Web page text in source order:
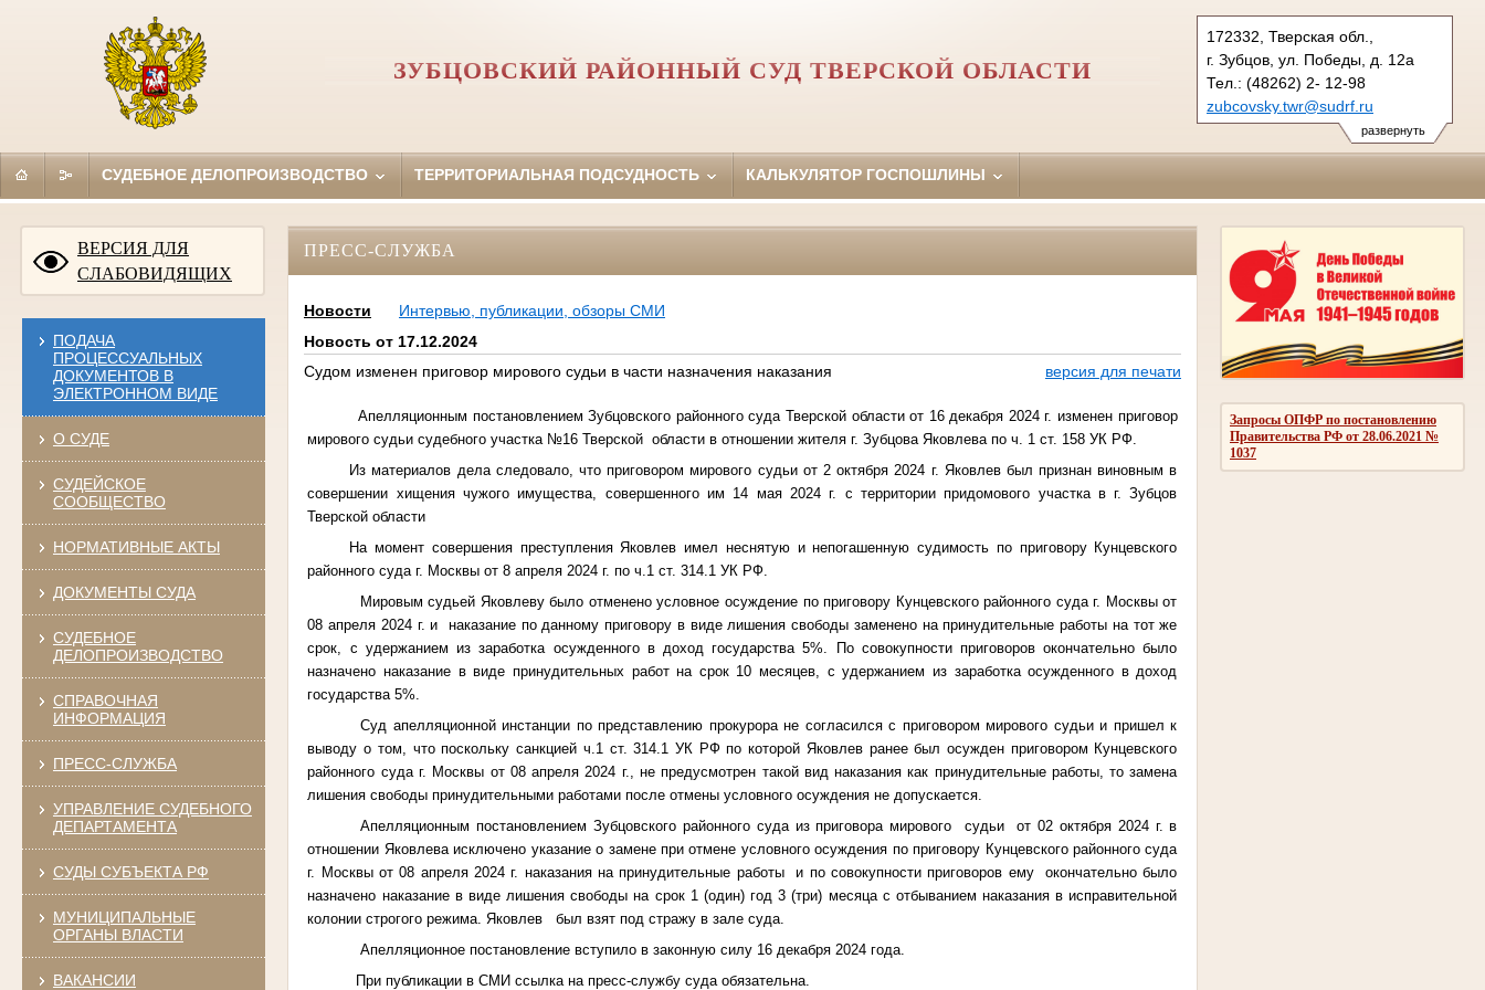
развернуть
172332, Тверская обл.,
г. Зубцов, ул. Победы, д. 12а
Тел.: (48262) 2- 12-98
zubcovsky.twr@sudrf.ru
ЗУБЦОВСКИЙ РАЙОННЫЙ СУД ТВЕРСКОЙ ОБЛАСТИ
СУДЕБНОЕ ДЕЛОПРОИЗВОДСТВО ТЕРРИТОРИАЛЬНАЯ ПОДСУДНОСТЬ КАЛЬКУЛЯТОР ГОСПОШЛИНЫ
ВЕРСИЯ ДЛЯ
СЛАБОВИДЯЩИХ
ПОДАЧА
ПРОЦЕССУАЛЬНЫХ
ДОКУМЕНТОВ В
ЭЛЕКТРОННОМ ВИДЕ
О СУДЕ
СУДЕЙСКОЕ
СООБЩЕСТВО
НОРМАТИВНЫЕ АКТЫ
ДОКУМЕНТЫ СУДА
СУДЕБНОЕ
ДЕЛОПРОИЗВОДСТВО
СПРАВОЧНАЯ
ИНФОРМАЦИЯ
ПРЕСС-СЛУЖБА
УПРАВЛЕНИЕ СУДЕБНОГО
ДЕПАРТАМЕНТА
СУДЫ СУБЪЕКТА РФ
МУНИЦИПАЛЬНЫЕ
ОРГАНЫ ВЛАСТИ
ВАКАНСИИ
Запросы ОПФР по постановлению
Правительства РФ от 28.06.2021 №
1037
ПРЕСС-СЛУЖБА
Новости
Интервью, публикации, обзоры СМИ
Новость от 17.12.2024
Судом изменен приговор мирового судьи в части назначения наказания
версия для печати
Апелляционным постановлением Зубцовского районного суда Тверской области от 16 декабря 2024 г. изменен приговор
мирового судьи судебного участка №16 Тверской области в отношении жителя г. Зубцова Яковлева по ч. 1 ст. 158 УК РФ.
Из материалов дела следовало, что приговором мирового судьи от 2 октября 2024 г. Яковлев был признан виновным в
совершении хищения чужого имущества, совершенного им 14 мая 2024 г. с территории придомового участка в г. Зубцов
Тверской области
На момент совершения преступления Яковлев имел неснятую и непогашенную судимость по приговору Кунцевского
районного суда г. Москвы от 8 апреля 2024 г. по ч.1 ст. 314.1 УК РФ.
Мировым судьей Яковлеву было отменено условное осуждение по приговору Кунцевского районного суда г. Москвы от
08 апреля 2024 г. и
наказание по данному приговору в виде лишения свободы заменено на принудительные работы на тот же
срок, с удержанием из заработка осужденного в доход государства 5%. По совокупности приговоров окончательно было
назначено наказание в виде принудительных работ на срок 10 месяцев, с удержанием из заработка осужденного в доход
государства 5%.
Суд апелляционной инстанции по представлению прокурора не согласился с приговором мирового судьи и пришел к
выводу о том, что поскольку санкцией ч.1 ст. 314.1 УК РФ по которой Яковлев ранее был осужден приговором Кунцевского
районного суда г. Москвы от 08 апреля 2024 г., не предусмотрен такой вид наказания как принудительные работы, то замена
лишения свободы принудительными работами после отмены условного осуждения не допускается.
Апелляционным постановлением Зубцовского районного суда из приговора мирового судьи от 02 октября 2024 г. в
отношении Яковлева исключено указание о замене при отмене условного осуждения по приговору Кунцевского районного суда
г. Москвы от 08 апреля 2024 г. наказания на принудительные работы и по совокупности приговоров ему окончательно было
назначено наказание в виде лишения свободы на срок 1 (один) год 3 (три) месяца с отбыванием наказания в исправительной
колонии строгого режима. Яковлев был взят под стражу в зале суда.
Апелляционное постановление вступило в законную силу 16 декабря 2024 года.
При публикации в СМИ ссылка на пресс-службу суда обязательна.